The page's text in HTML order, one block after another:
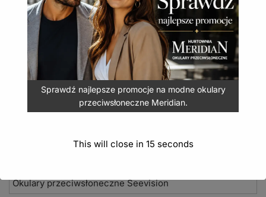
Okulary przeciwsłoneczne Mosquito MQ-161A
7,99zł (9,83 z VAT)
DODAJ DO KOSZYKA
Okulary przeciwsłoneczne Seevision
Sprawdź najlepsze promocje na modne okulary
przeciwsłoneczne Meridian.
This will close in 14 seconds